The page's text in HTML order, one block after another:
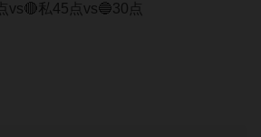
vs🔴私45点vs🔵30点